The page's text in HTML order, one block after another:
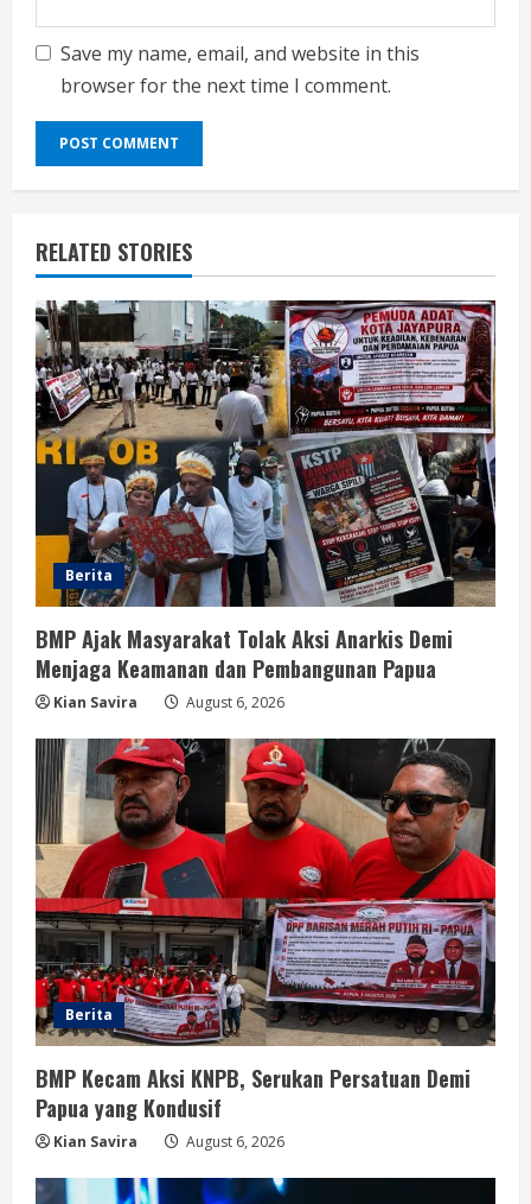
Save my name, email, and website in this
browser for the next time I comment.
RELATED STORIES
Berita
BMP Ajak Masyarakat Tolak Aksi Anarkis Demi
Menjaga Keamanan dan Pembangunan Papua
Kian Savira August 6, 2026
Berita
BMP Kecam Aksi KNPB, Serukan Persatuan Demi
Papua yang Kondusif
Kian Savira August 6, 2026